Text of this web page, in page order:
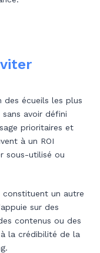
des écueils les plus
avoir défini
prioritaires et
à un ROI
sous-utilisé ou
constituent un autre
sur des
contenus ou des
la crédibilité de la